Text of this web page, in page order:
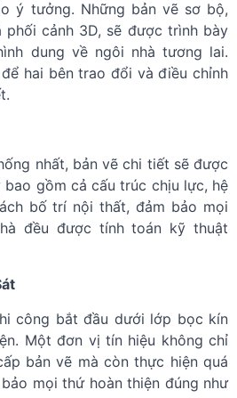
ý tưởng. Những bản vẽ sơ bộ,
cảnh 3D, sẽ được trình bày
dung về ngôi nhà tương lai.
hai bên trao đổi và điều chỉnh
nhất, bản vẽ chi tiết sẽ được
bao gồm cả cấu trúc chịu lực, hệ
bố trí nội thất, đảm bảo mọi
đều được tính toán kỹ thuật
công bắt đầu dưới lớp bọc kín
Một đơn vị tín hiệu không chỉ
bản vẽ mà còn thực hiện quá
mọi thứ hoàn thiện đúng như